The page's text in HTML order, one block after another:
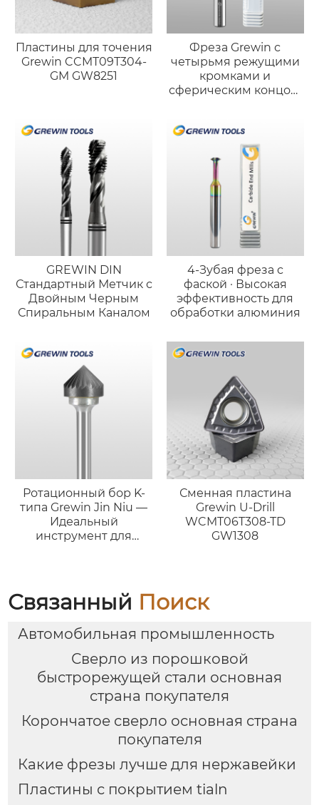
Пластины для точения
Grewin CCMT09T304-
GM GW8251
Фреза Grewin с
четырьмя режущими
кромками и
сферическим концом,
версия)
GREWIN DIN
Стандартный Метчик с
Двойным Черным
Спиральным Каналом
4-Зубая фреза с
фаской · Высокая
эффективность для
обработки алюминия
Ротационный бор K-
типа Grewin Jin Niu —
Идеальный
инструмент для
Сменная пластина
Grewin U-Drill
WCMT06T308-TD
GW1308
Связанный Поиск
Автомобильная промышленность
Сверло из порошковой
быстрорежущей стали основная
страна покупателя
Корончатое сверло основная страна
покупателя
Какие фрезы лучше для нержавейки
Пластины с покрытием tialn